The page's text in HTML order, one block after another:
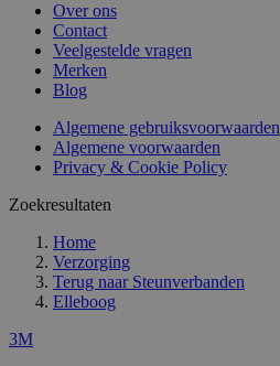
Over ons
Contact
Veelgestelde vragen
Merken
Blog
Algemene gebruiksvoorwaarden
Algemene voorwaarden
Privacy & Cookie Policy
Zoekresultaten
Home
Verzorging
Terug naar Steunverbanden
Elleboog
3M